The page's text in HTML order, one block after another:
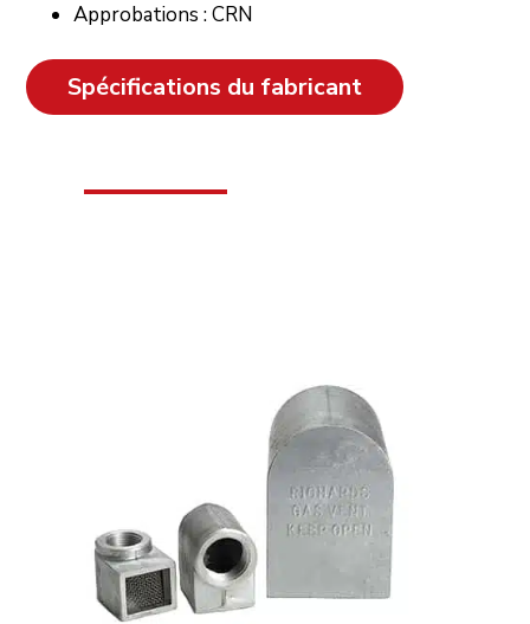
Approbations : CRN
Spécifications du fabricant